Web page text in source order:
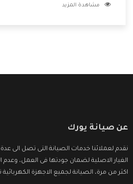
وتقدم للعملاء أقوى العروض
مشاهدة المزيد
عن صيانة يورك
نقدم لعملائنا خدمات الصيانة التى تصل الى
الغيار الاصلية لضمان جودتها فى العمل،
اكثر من مرة، الصيانة لجميع الاجهزة